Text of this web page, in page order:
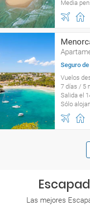
Media
Seguro
Vuelos
7 días / 5
Salida el
Sólo
Las mejores